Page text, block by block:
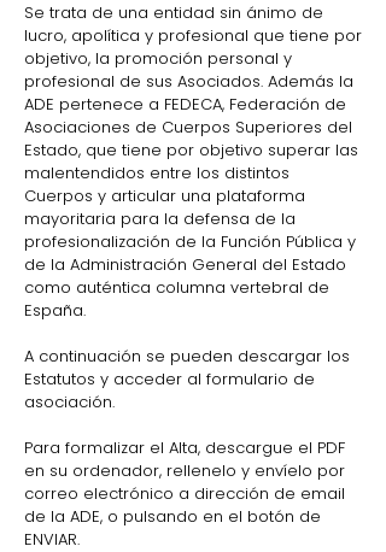
Se trata de una entidad sin ánimo de
lucro, apolítica y profesional que tiene por
objetivo, la promoción personal y
profesional de sus Asociados. Además la
ADE pertenece a FEDECA, Federación de
Asociaciones de Cuerpos Superiores del
Estado, que tiene por objetivo superar las
malentendidos entre los distintos
Cuerpos y articular una plataforma
mayoritaria para la defensa de la
profesionalización de la Función Pública y
de la Administración General del Estado
como auténtica columna vertebral de
España.
A continuación se pueden descargar los
Estatutos y acceder al formulario de
asociación.
Para formalizar el Alta, descargue el PDF
en su ordenador, rellenelo y envíelo por
correo electrónico a dirección de email
de la ADE, o pulsando en el botón de
ENVIAR.